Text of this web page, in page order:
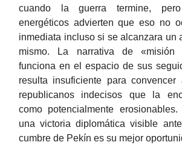
cuando la guerra termine,
energéticos advierten que eso no
inmediata incluso si se alcanzara un
mismo. La narrativa de «misión
funciona en el espacio de sus
resulta insuficiente para
republicanos indecisos que la
como potencialmente erosionables.
una victoria diplomática visible
cumbre de Pekín es su mejor